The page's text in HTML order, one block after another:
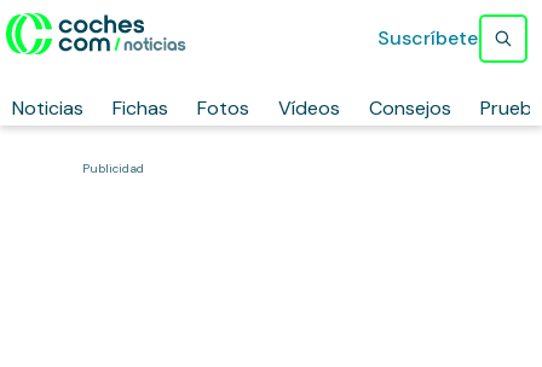
Noticias Fichas Fotos Vídeos Consejos
Suscríbete
Publicidad